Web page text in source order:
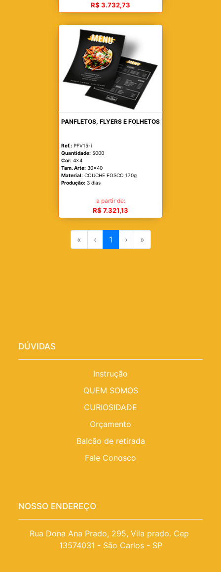
R$ 3.732,73
PANFLETOS, FLYERS E FOLHETOS
Ref.: PFV15-i
Quantidade: 5000
Cor: 4x4
Tam. Arte: 30x40
Material: COUCHE FOSCO 170g
Produção: 3 dias
a partir de:
R$ 7.321,13
« ‹ 1 › »
DÚVIDAS
Instrução
QUEM SOMOS
CURIOSIDADE
Orçamento
Balcão de retirada
Fale Conosco
NOSSO ENDEREÇO
Rua Dona Ana Prado, 295, Vila prado. Cep
13574031 - São Carlos - SP